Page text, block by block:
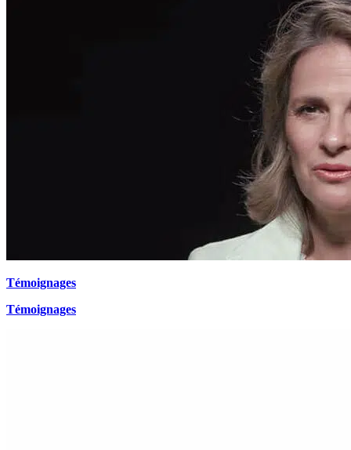
Témoignages
Témoignages